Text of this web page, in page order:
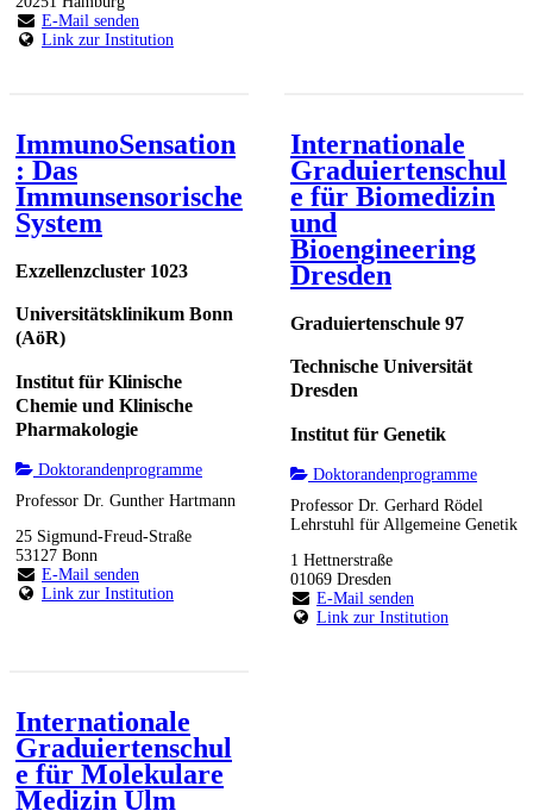
E-Mail senden
Link zur Institution
ImmunoSensation
: Das
Immunsensorische
System
Exzellenzcluster 1023
Universitätsklinikum Bonn
(AöR)
Institut für Klinische
Chemie und Klinische
Pharmakologie
Doktorandenprogramme
Professor Dr. Gunther Hartmann
25 Sigmund-Freud-Straße
53127 Bonn
E-Mail senden
Link zur Institution
Internationale
Graduiertenschul
e für Biomedizin
und
Bioengineering
Dresden
Graduiertenschule 97
Technische Universität
Dresden
Institut für Genetik
Doktorandenprogramme
Professor Dr. Gerhard Rödel
Lehrstuhl für Allgemeine Genetik
1 Hettnerstraße
01069 Dresden
E-Mail senden
Link zur Institution
Internationale
Graduiertenschul
e für Molekulare
Medizin Ulm